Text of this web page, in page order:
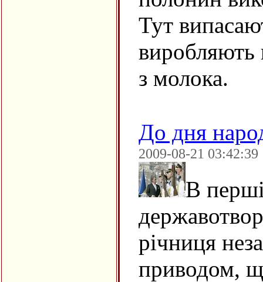
Тут
виробляють
з молока.
До дня
2009-08-21 03:42:39
В
річниця
приводом,